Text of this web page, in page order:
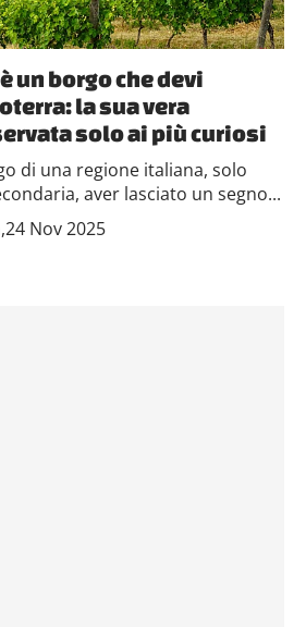
un borgo che devi
la sua vera
solo ai più curiosi
di una regione italiana, solo
aver lasciato un segno...
,24 Nov 2025